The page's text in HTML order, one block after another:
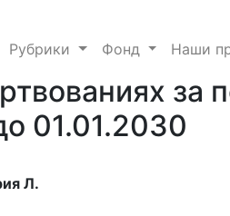
Рубрики Фонд Наши
за
01.01.2030
Л.